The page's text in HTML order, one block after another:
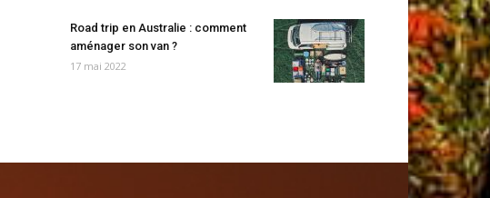
Road trip en Australie : comment
aménager son van ?
17 mai 2022